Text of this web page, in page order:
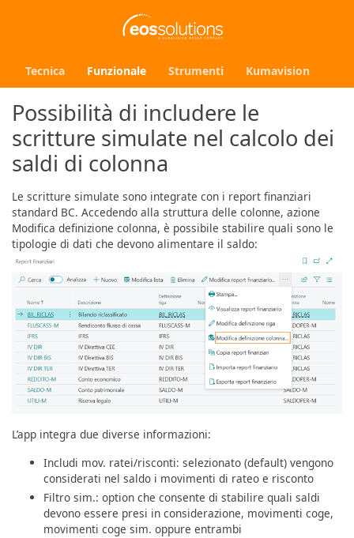
Tecnica Funzionale Strumenti Kumavision
Possibilità di includere le
scritture simulate nel calcolo dei
saldi di colonna
Le scritture simulate sono integrate con i report finanziari
standard BC. Accedendo alla struttura delle colonne, azione
Modifica definizione colonna, è possibile stabilire quali sono le
tipologie di dati che devono alimentare il saldo:
L’app integra due diverse informazioni:
Includi mov. ratei/risconti: selezionato (default) vengono
considerati nel saldo i movimenti di rateo e risconto
Filtro sim.: option che consente di stabilire quali saldi
devono essere presi in considerazione, movimenti coge,
movimenti coge sim. oppure entrambi